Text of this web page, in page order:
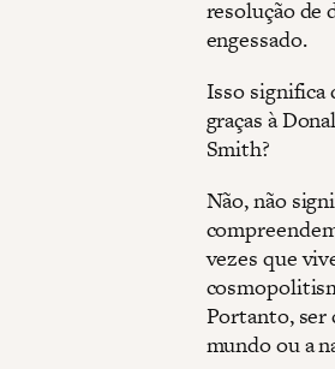
resolução de
engessado.
Isso significa
graças à
Smith?
Não, não
vezes que
Portanto, ser
mundo ou a